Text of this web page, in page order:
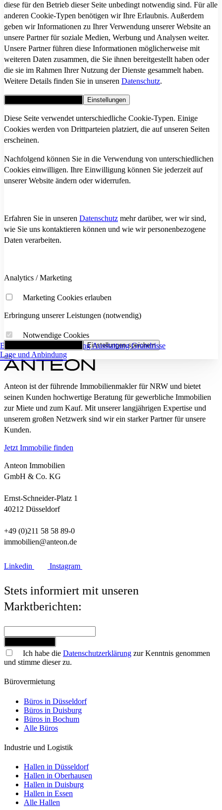
Eckdaten FlächenaufstellungAusstattungGrundrisse
Lage und Anbindung
diese für den Betrieb dieser Seite unbedingt notwendig sind. Für alle
anderen Cookie-Typen benötigen wir Ihre Erlaubnis. Außerdem
geben wir Informationen zu Ihrer Verwendung unserer Website an
unsere Partner für soziale Medien, Werbung und Analysen weiter.
Unsere Partner führen diese Informationen möglicherweise mit
weiteren Daten zusammen, die Sie ihnen bereitgestellt haben oder
die sie im Rahmen Ihrer Nutzung der Dienste gesammelt haben.
Weitere Details finden Sie in unseren Datenschutz.
Einstellungen
Diese Seite verwendet unterschiedliche Cookie-Typen. Einige
Cookies werden von Drittparteien platziert, die auf unseren Seiten
erscheinen.
Nachfolgend können Sie in die Verwendung von unterschiedlichen
Cookies einwilligen. Ihre Einwilligung können Sie jederzeit auf
unserer Website ändern oder widerrufen.
Erfahren Sie in unseren Datenschutz mehr darüber, wer wir sind,
wie Sie uns kontaktieren können und wie wir personenbezogene
Daten verarbeiten.
Analytics / Marketing
Marketing Cookies erlauben
Erbringung unserer Leistungen (notwendig)
Notwendige Cookies
Einstellungen speichern
Anteon ist der führende Immobilienmakler für NRW und bietet
seinen Kunden hochwertige Beratung für gewerbliche Immobilien
zur Miete und zum Kauf. Mit unserer langjährigen Expertise und
unserem großen Netzwerk sind wir ein starker Partner für unsere
Kunden.
Jetzt Immobilie finden
Anteon Immobilien
GmbH & Co. KG
Ernst-Schneider-Platz 1
40212 Düsseldorf
+49 (0)211 58 58 89-0
immobilien@anteon.de
Linkedin Instagram
Stets informiert mit unseren
Marktberichten:
Ich habe die Datenschutzerklärung zur Kenntnis genommen
und stimme dieser zu.
Bürovermietung
Büros in Düsseldorf
Büros in Duisburg
Büros in Bochum
Alle Büros
Industrie und Logistik
Hallen in Düsseldorf
Hallen in Oberhausen
Hallen in Duisburg
Hallen in Essen
Alle Hallen